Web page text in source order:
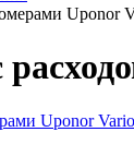
Uponor